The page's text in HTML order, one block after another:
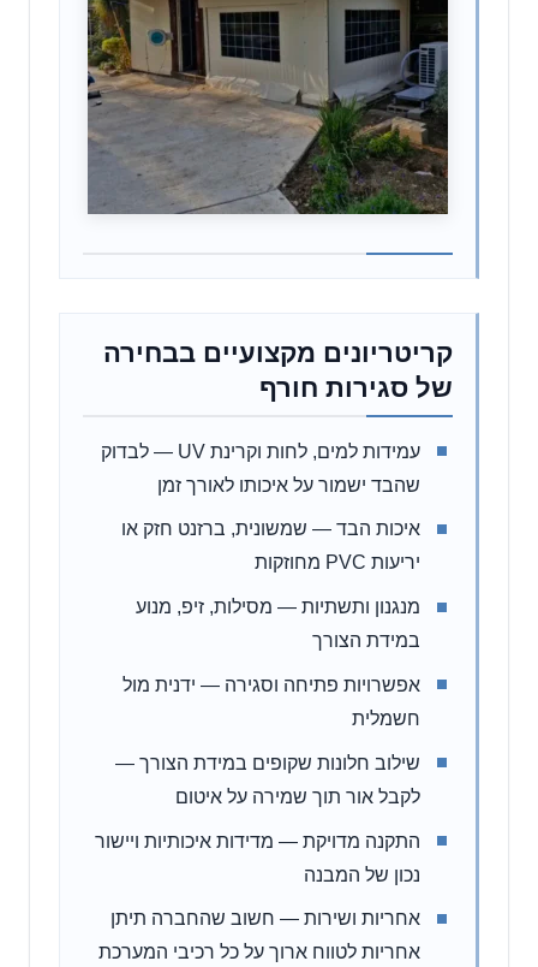
קריטריונים מקצועיים בבחירה
של סגירות חורף
עמידות למים, לחות וקרינת UV — לבדוק
שהבד ישמור על איכותו לאורך זמן
איכות הבד — שמשונית, ברזנט חזק או
יריעות PVC מחוזקות
מנגנון ותשתיות — מסילות, זיפ, מנוע
במידת הצורך
אפשרויות פתיחה וסגירה — ידנית מול
חשמלית
שילוב חלונות שקופים במידת הצורך —
לקבל אור תוך שמירה על איטום
התקנה מדויקת — מדידות איכותיות ויישור
נכון של המבנה
אחריות ושירות — חשוב שהחברה תיתן
אחריות לטווח ארוך על כל רכיבי המערכת